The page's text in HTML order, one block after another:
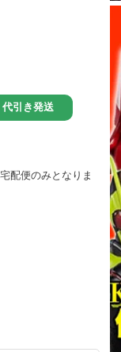
配便のみとなりま